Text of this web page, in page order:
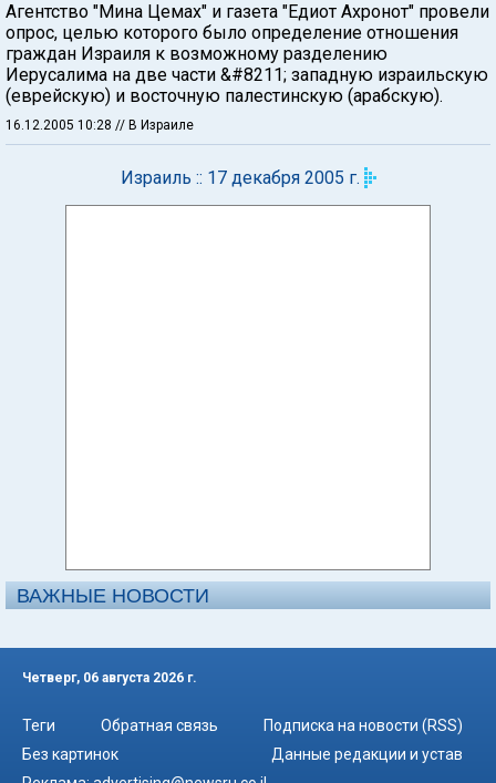
Агентство "Мина Цемах" и газета "Едиот Ахронот" провели
опрос, целью которого было определение отношения
граждан Израиля к возможному разделению
Иерусалима на две части &#8211; западную израильскую
(еврейскую) и восточную палестинскую (арабскую).
16.12.2005 10:28 // В Израиле
Израиль :: 17 декабря 2005 г.
ВАЖНЫЕ НОВОСТИ
Четверг, 06 августа 2026 г.
Теги Обратная связь
Подписка на новости (RSS)
Без картинок
Данные редакции и устав